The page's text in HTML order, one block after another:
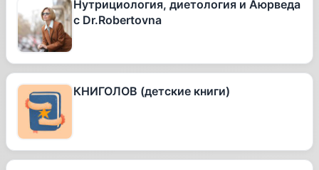
Нутрициология, диетология и Аюрведа
с Dr.Robertovna
КНИГОЛОВ (детские книги)